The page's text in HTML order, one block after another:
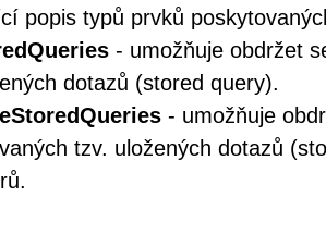
popis typů prvků
- umožňuje obdržet
dotazů (stored query).
- umožňuje
tzv. uložených dotazů